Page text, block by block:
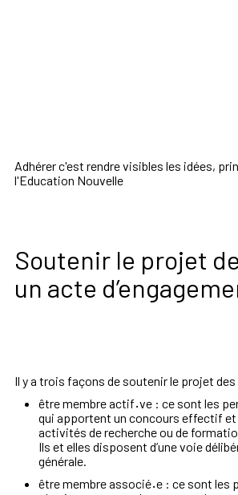
Adhérer c'est rendre visibles les idées,
l'Education Nouvelle
Soutenir le projet
un acte
Il y a trois façons de soutenir le projet des
être membre actif·ve : ce sont les
qui apportent un concours effectif
activités de recherche ou de
Ils et elles disposent d’une voie
générale.
être membre associé·e : ce sont les